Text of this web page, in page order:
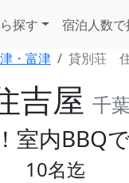
探す 宿泊人数で
・富津 貸別荘
吉屋 千
室内BBQ
10名迄